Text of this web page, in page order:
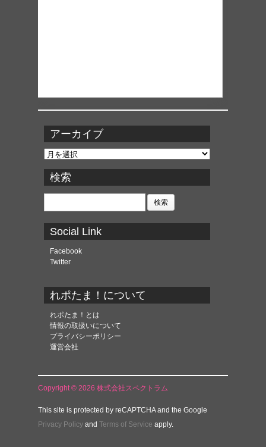
アーカイブ
ア
カ
イ
ブ
検索
検
Social Link
Facebook
Twitter
れポたま！について
れポたま！とは
情報の取扱いについて
プライバシーポリシー
運営会社
Copyright © 2026 株式会社スペクトラム
This site is protected by reCAPTCHA and the Google
Privacy Policy and Terms of Service apply.